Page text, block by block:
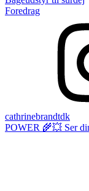
Foredrag
cathrinebrandtdk
POWER 🌾💥 Ser